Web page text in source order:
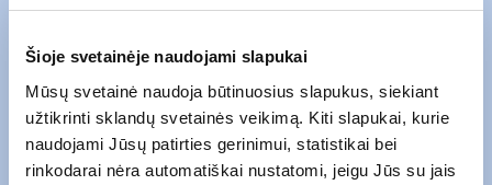
Šioje svetainėje naudojami slapukai
Mūsų svetainė naudoja būtinuosius slapukus, siekiant
užtikrinti sklandų svetainės veikimą. Kiti slapukai, kurie
naudojami Jūsų patirties gerinimui, statistikai bei
rinkodarai nėra automatiškai nustatomi, jeigu Jūs su jais